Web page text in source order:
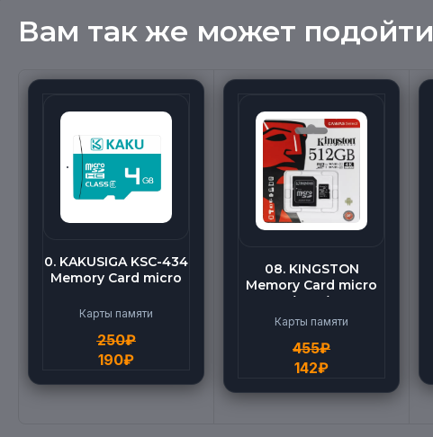
Вам так же может подойти
0. KAKUSIGA KSC-434
Memory Card micro
Speed (4G)
Карты памяти
250₽
190₽
08. KINGSTON
Memory Card micro
(512G)
Карты памяти
455₽
142₽